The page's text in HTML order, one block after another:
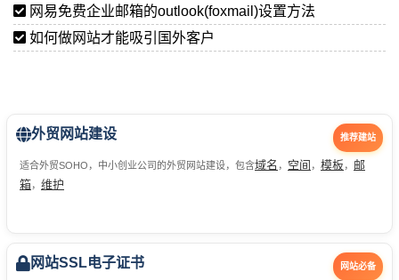
网易免费企业邮箱的outlook(foxmail)设置方法
如何做网站才能吸引国外客户
推荐建站
外贸网站建设
适合外贸SOHO，中小创业公司的外贸网站建设，包含域名 ， 空间 ， 模板 ， 邮
箱， 维护
网站必备
网站SSL电子证书